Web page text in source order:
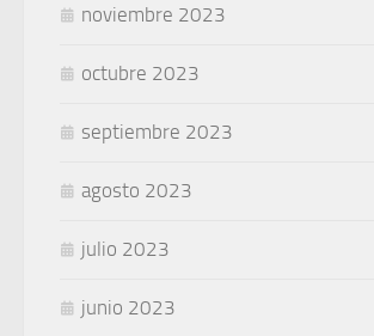
noviembre 2023
octubre 2023
septiembre 2023
agosto 2023
julio 2023
junio 2023